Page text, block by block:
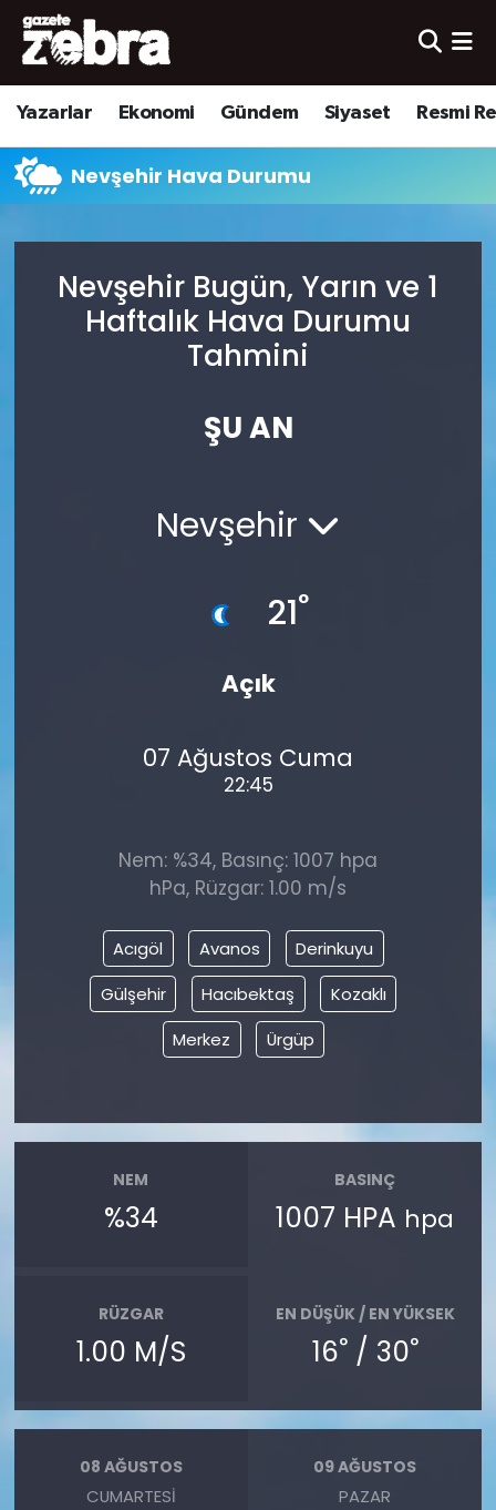
Yazarlar Ekonomi Gündem Siyaset Resmi
Nevşehir Hava Durumu
Nevşehir Bugün, Yarın ve 1
Haftalık Hava Durumu
Tahmini
ŞU AN
Nevşehir
21°
Açık
07 Ağustos Cuma
22:45
Nem: %34, Basınç: 1007 hpa
hPa, Rüzgar: 1.00 m/s
Acıgöl Avanos
Derinkuyu
Gülşehir
Hacıbektaş
Kozaklı
Merkez
Ürgüp
NEM
%34
BASINÇ
1007 HPA hpa
RÜZGAR
1.00 M/S
EN DÜŞÜK / EN YÜKSEK
16°/ 30°
08 AĞUSTOS
CUMARTESI
09 AĞUSTOS
PAZAR
Yazarlar
Ekonomi
Kültür-Sanat
Spor
Nöbetçi Eczaneler
Hava Durumu
Trafik Durumu
Tüm Manşetler
Son Dakika Haberleri